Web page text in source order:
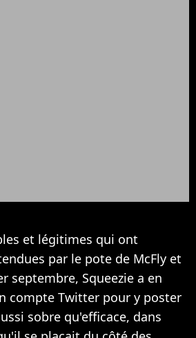
et légitimes qui ont
par le pote de McFly et
septembre, Squeezie a en
compte Twitter pour y poster
sobre qu'efficace, dans